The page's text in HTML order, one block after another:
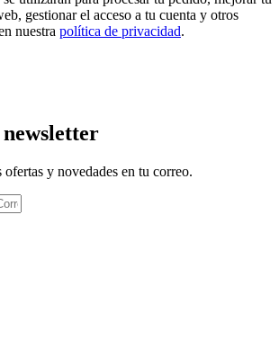
gestionar el acceso a tu cuenta y otros
nuestra política de privacidad.
ofertas y novedades en tu correo.